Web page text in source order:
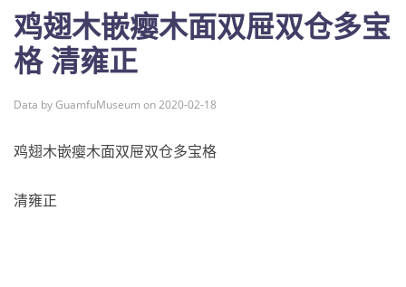
鸡翅木嵌瘿木面双屉双仓多宝
格 清雍正
Data by GuamfuMuseum on 2020-02-18
鸡翅木嵌瘿木面双屉双仓多宝格
清雍正